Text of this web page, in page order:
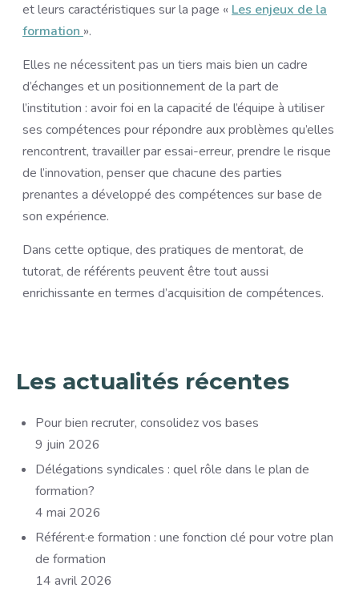
et leurs caractéristiques sur la page « Les enjeux de la
formation ».
Elles ne nécessitent pas un tiers mais bien un cadre
d’échanges et un positionnement de la part de
l’institution : avoir foi en la capacité de l’équipe à utiliser
ses compétences pour répondre aux problèmes qu’elles
rencontrent, travailler par essai-erreur, prendre le risque
de l’innovation, penser que chacune des parties
prenantes a développé des compétences sur base de
son expérience.
Dans cette optique, des pratiques de mentorat, de
tutorat, de référents peuvent être tout aussi
enrichissante en termes d’acquisition de compétences.
Les actualités récentes
Pour bien recruter, consolidez vos bases
9 juin 2026
Délégations syndicales : quel rôle dans le plan de
formation?
4 mai 2026
Référent·e formation : une fonction clé pour votre plan
de formation
14 avril 2026